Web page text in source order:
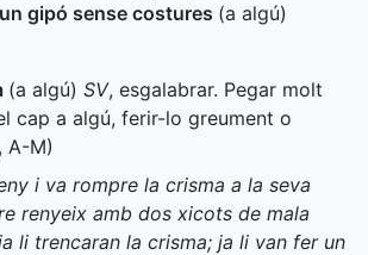
gipó sense costures (a algú)
(a algú) SV, esgalabrar. Pegar molt
cap a algú, ferir-lo greument o
, A-M)
i va rompre la crisma a la seva
renyeix amb dos xicots de mala
li trencaran la crisma; ja li van fer un